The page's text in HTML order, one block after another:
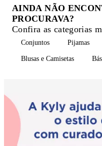
AINDA NÃO
PROCURAVA?
Confira as categorias
Conjuntos Pijamas
Blusas e Camisetas